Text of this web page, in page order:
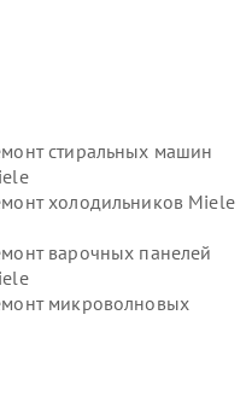
стиральных машин
холодильников Miele
варочных панелей
микроволновых